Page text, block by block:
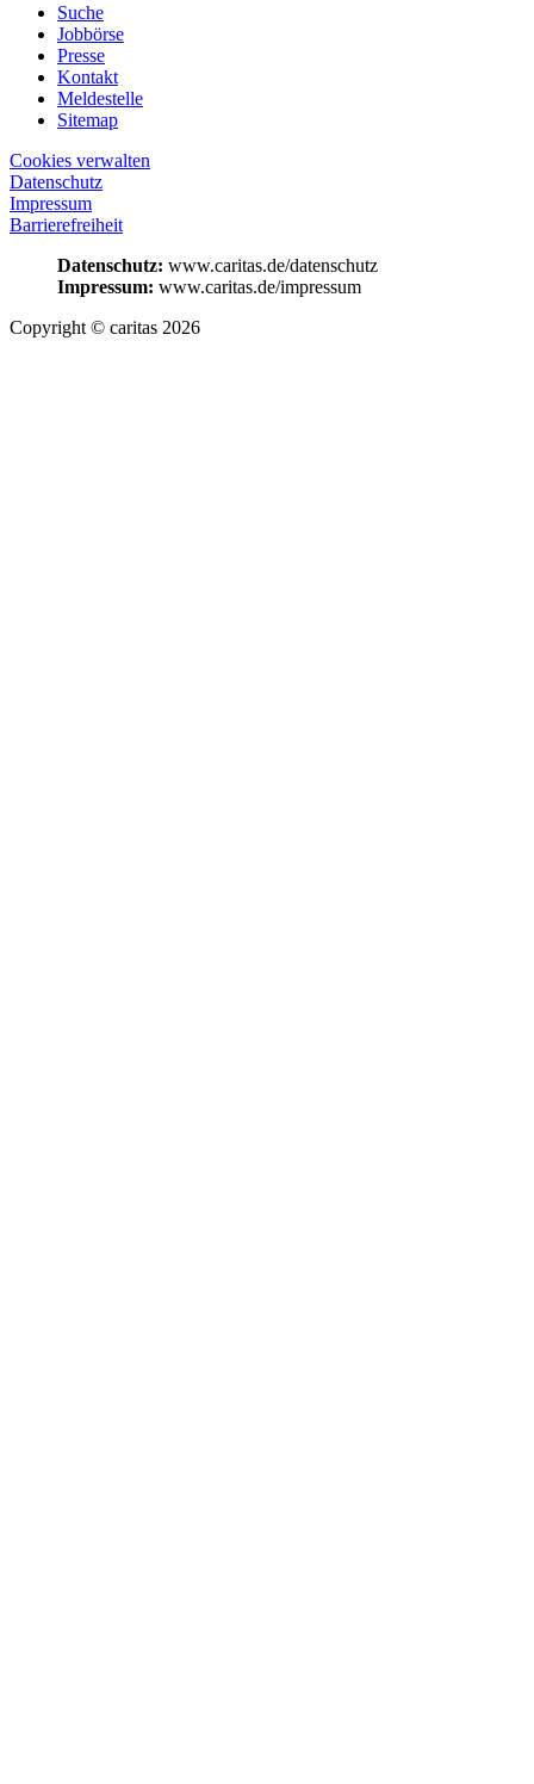
Suche
Jobbörse
Presse
Kontakt
Meldestelle
Sitemap
Cookies verwalten
Datenschutz
Impressum
Barrierefreiheit
Datenschutz: www.caritas.de/datenschutz
Impressum: www.caritas.de/impressum
Copyright © caritas 2026